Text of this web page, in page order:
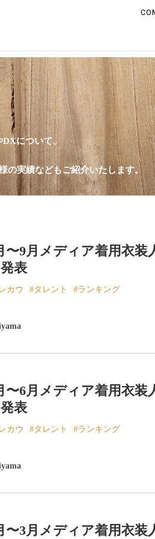
について、
の実績などもご紹介いたします。
〜9月メディア着用衣
表
カウ タレント ランキング
〜6月メディア着用衣
表
カウ タレント ランキング
〜3月メディア着用衣